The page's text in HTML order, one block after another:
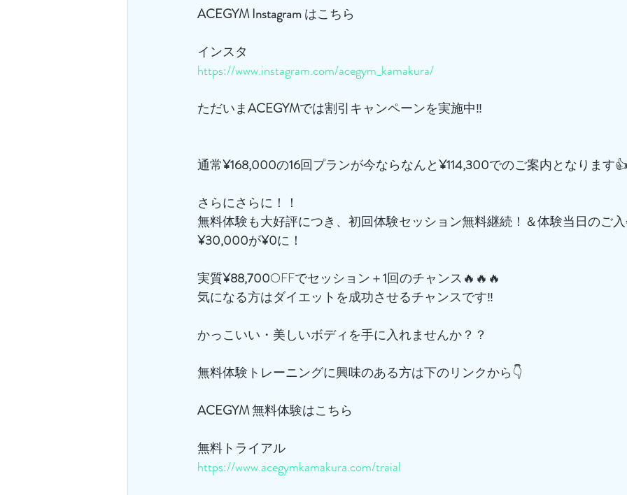
ACEGYM Instagram はこちら
インスタ
https://www.instagram.com/acegym_kamakura/
ただいまACEGYMでは割引キャンペーンを実施中‼️
通常¥168,000の16回プランが今ならなんと¥114,300でのご案内となります👍
さらにさらに！！
無料体験も大好評につき、初回体験セッション無料継続！＆体験当日のご
¥30,000が¥0に！
実質¥88,700OFFでセッション＋1回のチャンス🔥🔥🔥
気になる方はダイエットを成功させるチャンスです‼️
かっこいい・美しいボディを手に入れませんか？？
無料体験トレーニングに興味のある方は下のリンクから👇
ACEGYM 無料体験はこちら
無料トライアル
https://www.acegymkamakura.com/traial